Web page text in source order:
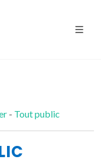
- Tout public